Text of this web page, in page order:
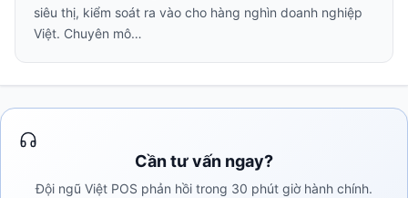
siêu thị, kiểm soát ra vào cho hàng nghìn doanh nghiệp
Việt. Chuyên mô…
Cần tư vấn ngay?
Đội ngũ Việt POS phản hồi trong 30 phút giờ hành chính.